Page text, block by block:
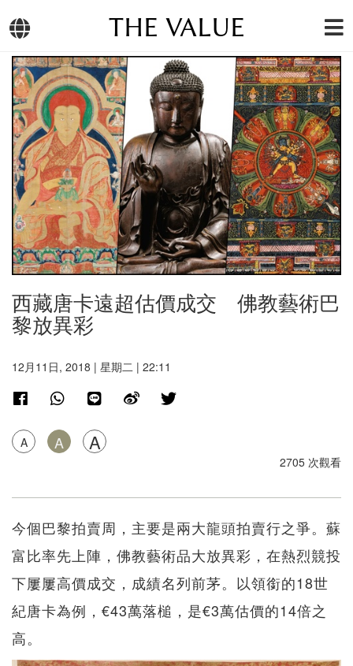
THE VALUE
西藏唐卡遠超估價成交 佛教藝術巴
黎放異彩
12月11日, 2018 | 星期二 | 22:11
A A A
2705 次觀看
今個巴黎拍賣周，主要是兩大龍頭拍賣行之爭。蘇
富比率先上陣，佛教藝術品大放異彩，在熱烈競投
下屢屢高價成交，成績名列前茅。以領銜的18世
紀唐卡為例，€43萬落槌，是€3萬估價的14倍之
高。